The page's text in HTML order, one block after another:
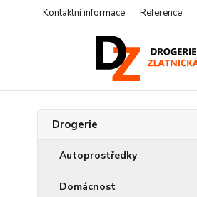
Kontaktní informace Reference
Drogerie
Autoprostředky
Domácnost